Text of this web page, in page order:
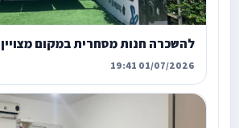
להשכרה חנות מסחרית במקום מצויין
01/07/2026 19:41